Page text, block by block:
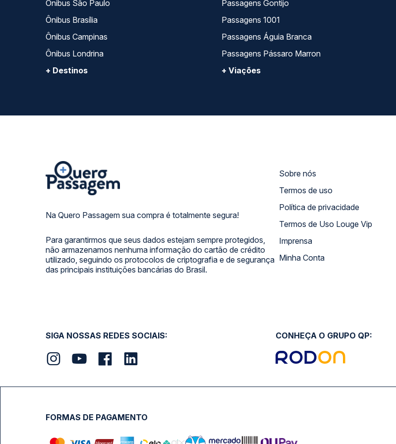
Ônibus São Paulo
Ônibus Brasília
Ônibus Campinas
Ônibus Londrina
+ Destinos
Passagens Gontijo
Passagens 1001
Passagens Águia Branca
Passagens Pássaro Marron
+ Viações
Na Quero Passagem sua compra é totalmente segura!
Para garantirmos que seus dados estejam sempre protegidos,
não armazenamos nenhuma informação do cartão de crédito
utilizado, seguindo os protocolos de criptografia e de segurança
das principais instituições bancárias do Brasil.
Sobre nós
Termos de uso
Política de privacidade
Termos de Uso Louge Vip
Imprensa
Minha Conta
SIGA NOSSAS REDES SOCIAIS: CONHEÇA O GRUPO QP:
FORMAS DE PAGAMENTO